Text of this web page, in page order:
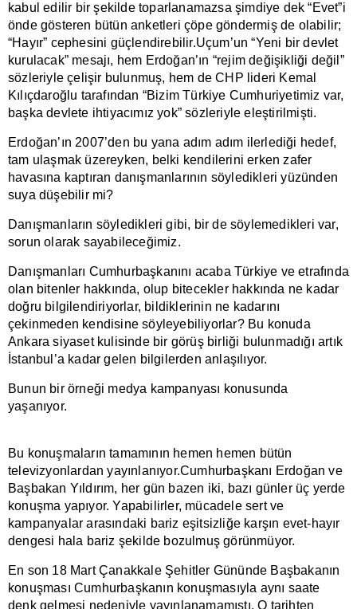
kabul edilir bir şekilde toparlanamazsa şimdiye dek “Evet”i
önde gösteren bütün anketleri çöpe göndermiş de olabilir;
“Hayır” cephesini güçlendirebilir.Uçum’un “Yeni bir devlet
kurulacak” mesajı, hem Erdoğan’ın “rejim değişikliği değil”
sözleriyle çelişir bulunmuş, hem de CHP lideri Kemal
Kılıçdaroğlu tarafından “Bizim Türkiye Cumhuriyetimiz var,
başka devlete ihtiyacımız yok” sözleriyle eleştirilmişti.
Erdoğan’ın 2007’den bu yana adım adım ilerlediği hedef,
tam ulaşmak üzereyken, belki kendilerini erken zafer
havasına kaptıran danışmanlarının söyledikleri yüzünden
suya düşebilir mi?
Danışmanların söyledikleri gibi, bir de söylemedikleri var,
sorun olarak sayabileceğimiz.
Danışmanları Cumhurbaşkanını acaba Türkiye ve etrafında
olan bitenler hakkında, olup bitecekler hakkında ne kadar
doğru bilgilendiriyorlar, bildiklerinin ne kadarını
çekinmeden kendisine söyleyebiliyorlar? Bu konuda
Ankara siyaset kulisinde bir görüş birliği bulunmadığı artık
İstanbul’a kadar gelen bilgilerden anlaşılıyor.
Bunun bir örneği medya kampanyası konusunda
yaşanıyor.
Bu konuşmaların tamamının hemen hemen bütün
televizyonlardan yayınlanıyor.Cumhurbaşkanı Erdoğan ve
Başbakan Yıldırım, her gün bazen iki, bazı günler üç yerde
konuşma yapıyor. Yapabilirler, mücadele sert ve
kampanyalar arasındaki bariz eşitsizliğe karşın evet-hayır
dengesi hala bariz şekilde bozulmuş görünmüyor.
En son 18 Mart Çanakkale Şehitler Gününde Başbakanın
konuşması Cumhurbaşkanın konuşmasıyla aynı saate
denk gelmesi nedeniyle yayınlanamamıştı. O tarihten